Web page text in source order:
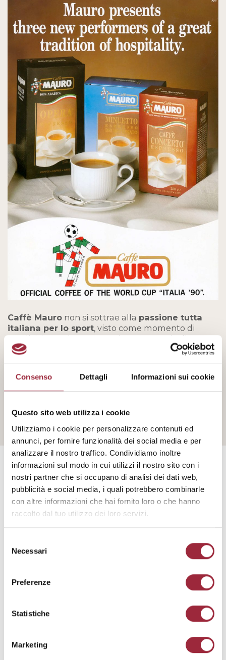
Consenso Dettagli Informazioni sui cookie
Questo sito web utilizza i cookie
Utilizziamo i cookie per personalizzare contenuti ed
annunci, per fornire funzionalità dei social media e per
analizzare il nostro traffico. Condividiamo inoltre
informazioni sul modo in cui utilizzi il nostro sito con i
nostri partner che si occupano di analisi dei dati web,
pubblicità e social media, i quali potrebbero combinarle
con altre informazioni che hai fornito loro o che hanno
raccolto dal tuo utilizzo dei loro servizi.
delNecessari
Preferenze
Statistiche
Marketing
Caffè Mauro non si sottrae alla passione tutta
italiana per lo sport, visto come momento di
condivisione e incontro. Stringe una serie di
sponsorizzazioni sportive
di grande rilievo. La più
“Italia’90”,seguita da accordi come top sponsor per
Juventus, Reggina e Palermo.
1979